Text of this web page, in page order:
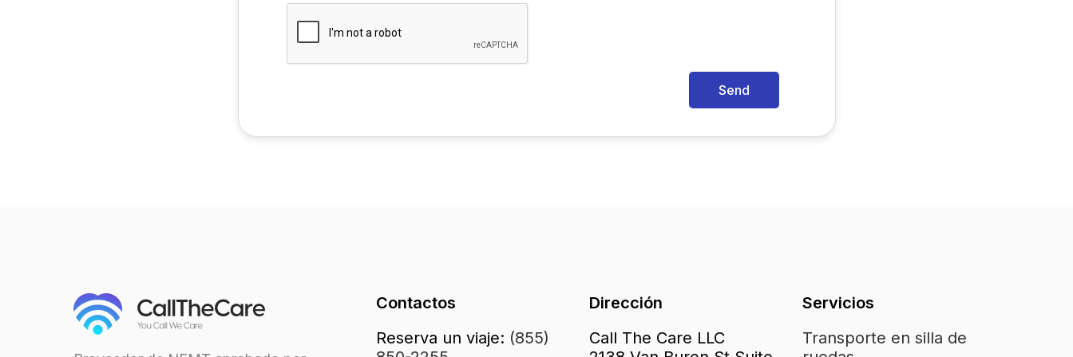
Contactos
Reserva un viaje: (855)
Dirección
Call The Care LLC
Servicios
Transporte en silla de